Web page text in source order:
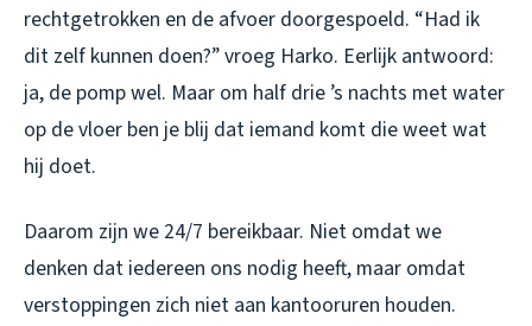
rechtgetrokken en de afvoer doorgespoeld. “Had ik
dit zelf kunnen doen?” vroeg Harko. Eerlijk antwoord:
ja, de pomp wel. Maar om half drie ’s nachts met water
op de vloer ben je blij dat iemand komt die weet wat
hij doet.
Daarom zijn we 24/7 bereikbaar. Niet omdat we
denken dat iedereen ons nodig heeft, maar omdat
verstoppingen zich niet aan kantooruren houden.